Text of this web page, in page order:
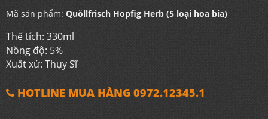
Mã sản phẩm: Quöllfrisch Hopfig Herb (5 loại hoa bia)
Thể tích: 330ml
Nồng độ: 5%
Xuất xứ: Thụy Sĩ
HOTLINE MUA HÀNG 0972.12345.1